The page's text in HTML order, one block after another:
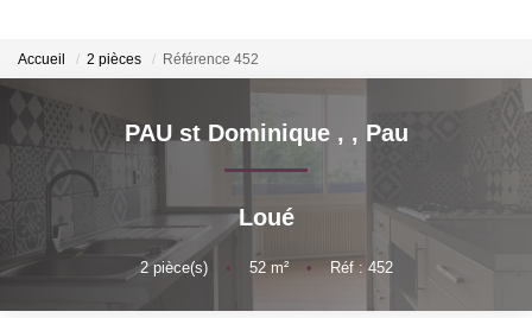
LOUER
ESTIMATION
Accueil 2 pièces Référence 452
PAU st Dominique , , Pau
Loué
2pièce(s) • 52m² • Réf : 452